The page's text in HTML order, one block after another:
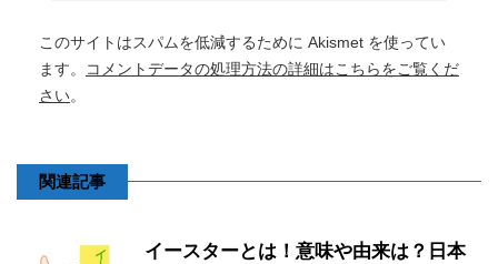
このサイトはスパムを低減するために Akismet を使ってい
ます。
コメントデータの処理方法の詳細はこちらをご覧くだ
さい。
関連記事
イースターとは！意味や由来は？日本